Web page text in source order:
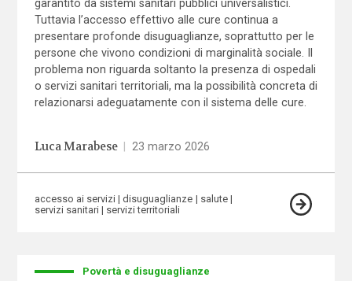
garantito da sistemi sanitari pubblici universalistici.
Tuttavia l’accesso effettivo alle cure continua a
presentare profonde disuguaglianze, soprattutto per le
persone che vivono condizioni di marginalità sociale. Il
problema non riguarda soltanto la presenza di ospedali
o servizi sanitari territoriali, ma la possibilità concreta di
relazionarsi adeguatamente con il sistema delle cure.
Luca Marabese 23 marzo 2026
accesso ai servizi disuguaglianze
salute
servizi sanitari
servizi territoriali
Povertà e disuguaglianze